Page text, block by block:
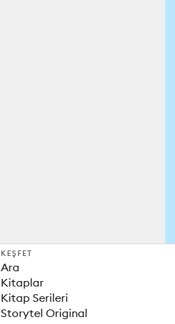
KEŞFET
Ara
Kitaplar
Kitap Serileri
Storytel Original